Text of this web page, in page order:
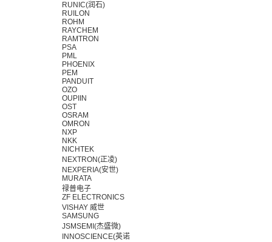
RUNIC(润石)
RUILON
ROHM
RAYCHEM
RAMTRON
PSA
PML
PHOENIX
PEM
PANDUIT
OZO
OUPIIN
OST
OSRAM
OMRON
NXP
NKK
NICHTEK
NEXTRON(正凌)
NEXPERIA(安世)
MURATA
禄普电子
ZF ELECTRONICS
VISHAY 威世
SAMSUNG
JSMSEMI(杰盛微)
INNOSCIENCE(英诺